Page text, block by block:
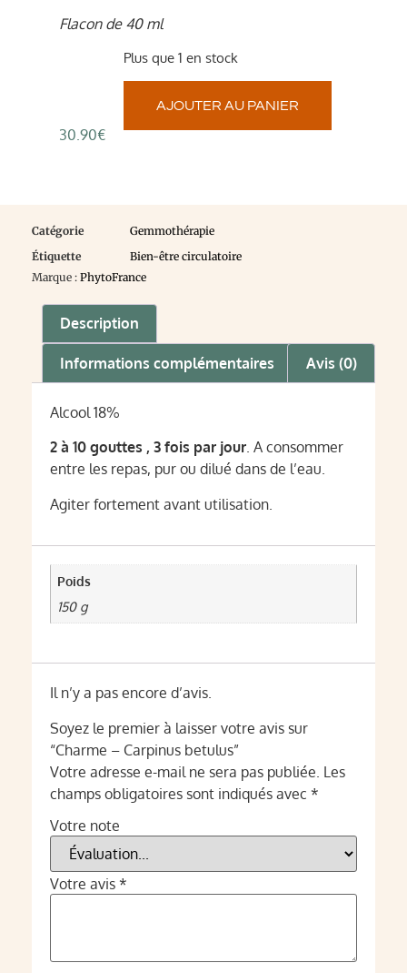
Flacon de 40 ml
30.90€
Plus que 1 en stock
AJOUTER AU PANIER
Catégorie
Gemmothérapie
Étiquette
Bien-être circulatoire
Marque : PhytoFrance
Description
Informations complémentaires Avis (0)
Alcool 18%
2 à 10 gouttes , 3 fois par jour. A consommer
entre les repas, pur ou dilué dans de l’eau.
Agiter fortement avant utilisation.
Poids
150 g
Il n’y a pas encore d’avis.
Soyez le premier à laisser votre avis sur
“Charme – Carpinus betulus”
Votre adresse e-mail ne sera pas publiée. Les
champs obligatoires sont indiqués avec *
Votre note
Votre avis *